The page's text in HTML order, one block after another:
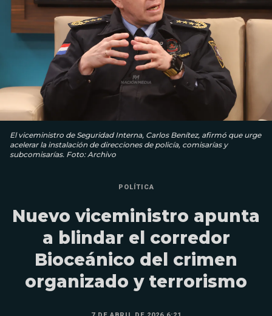
El viceministro de Seguridad Interna, Carlos Benítez, afirmó que urge
acelerar la instalación de direcciones de policía, comisarías y
subcomisarías. Foto: Archivo
POLÍTICA
Nuevo viceministro apunta
a blindar el corredor
Bioceánico del crimen
organizado y terrorismo